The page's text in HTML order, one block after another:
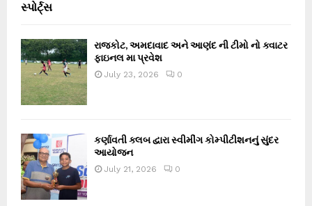
સ્પોર્ટ્સ
રાજકોટ, અમદાવાદ અને આણંદ ની ટીમો નો ક્વાટર
ફાઇનલ મા પ્રવેશ
July 23, 2026 0
કર્ણાવતી ક્લબ દ્વારા સ્વીમીંગ કોમ્પીટીશનનું સુંદર
આયોજન
July 21, 2026 0